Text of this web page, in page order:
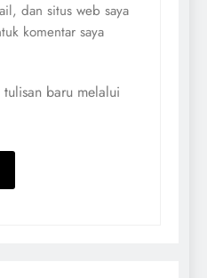
dan situs web saya
komentar saya
tulisan baru melalui